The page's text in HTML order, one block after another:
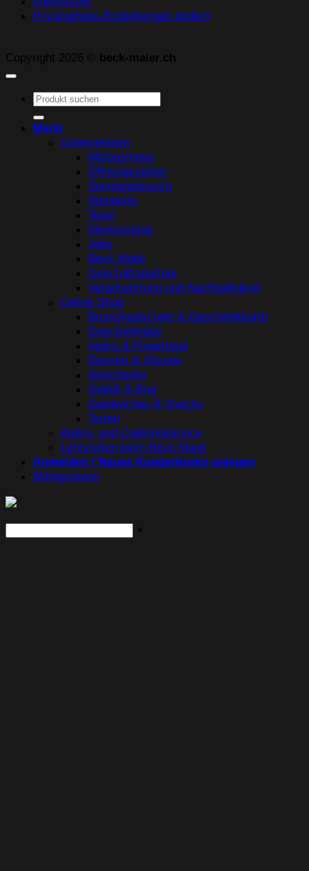
Privatsphäre-Einstellungen ändern
Copyright 2026 © beck-maier.ch
Suchen
nach:
Menü
Unternehmen
Mittagsmenu
Öffnungszeiten
Sonntagsbrunch
Standorte
Team
Meilensteine
Jobs
Beck Mobil
Geschäftspartner
Verantwortung und Nachhaltigkeit
Online Shop
Brunchgutschein & Geschenkkarte
Geschenkidee
Apéro & Fingerfood
Dessert & Süsses
Geschenke
Gipfeli & Brot
Sandwiches & Snacks
Torten
Apéro- und Cateringservice
Lehrstellen beim Beck Maier
Anmelden / Neues Kundenkonto anlegen
Mittagsmenü
×